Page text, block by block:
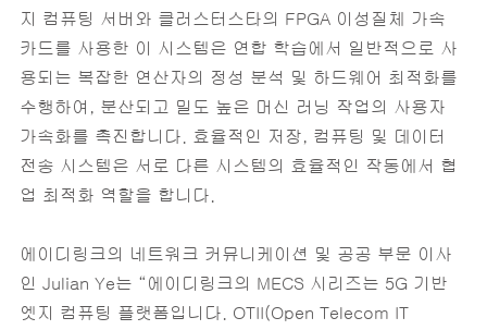
지 컴퓨팅 서버와 클러스터스타의 FPGA 이성질체 가속
카드를 사용한 이 시스템은 연합 학습에서 일반적으로 사
용되는 복잡한 연산자의 정성 분석 및 하드웨어 최적화를
수행하여, 분산되고 밀도 높은 머신 러닝 작업의 사용자
가속화를 촉진합니다. 효율적인 저장, 컴퓨팅 및 데이터
전송 시스템은 서로 다른 시스템의 효율적인 작동에서 협
업 최적화 역할을 합니다.
에이디링크의 네트워크 커뮤니케이션 및 공공 부문 이사
인 Julian Ye는 “에이디링크의 MECS 시리즈는 5G 기반
엣지 컴퓨팅 플랫폼입니다. OTII(Open Telecom IT